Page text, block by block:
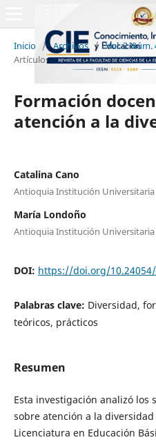
Inicio / Archivos / Vol. 2 Núm.
Artículos
Formación
atención a la
Catalina Cano
Antioquia Institución Universitaria
María Londoño
Antioquia Institución Universitaria
DOI: https://doi.org/10.24054/
Palabras clave: Diversidad,
teóricos, prácticos
Resumen
Esta investigación analizó los
sobre atención a la
Licenciatura en Educación